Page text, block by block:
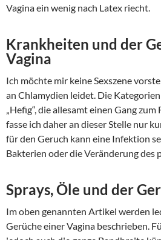
Vagina ein wenig nach Latex riecht.
Krankheiten und der
Vagina
Ich möchte mir keine Sexszene
an Chlamydien leidet. Die Kategorien
„Hefig“, die allesamt einen Gang
fasse ich daher an dieser Stelle nur
für den Geruch kann eine Infektion
Bakterien oder die Veränderung des
Sprays, Öle und der
Im oben genannten Artikel werden
Gerüche einer Vagina beschrieben.